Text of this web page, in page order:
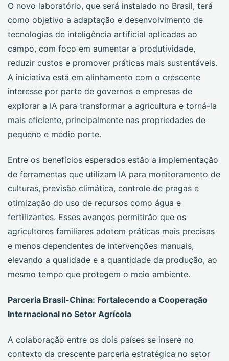
O novo laboratório, que será instalado no Brasil, terá
como objetivo a adaptação e desenvolvimento de
tecnologias de inteligência artificial aplicadas ao
campo, com foco em aumentar a produtividade,
reduzir custos e promover práticas mais sustentáveis.
A iniciativa está em alinhamento com o crescente
interesse por parte de governos e empresas de
explorar a IA para transformar a agricultura e torná-la
mais eficiente, principalmente nas propriedades de
pequeno e médio porte.
Entre os benefícios esperados estão a implementação
de ferramentas que utilizam IA para monitoramento de
culturas, previsão climática, controle de pragas e
otimização do uso de recursos como água e
fertilizantes. Esses avanços permitirão que os
agricultores familiares adotem práticas mais precisas
e menos dependentes de intervenções manuais,
elevando a qualidade e a quantidade da produção, ao
mesmo tempo que protegem o meio ambiente.
Parceria Brasil-China: Fortalecendo a Cooperação
Internacional no Setor Agrícola
A colaboração entre os dois países se insere no
contexto da crescente parceria estratégica no setor